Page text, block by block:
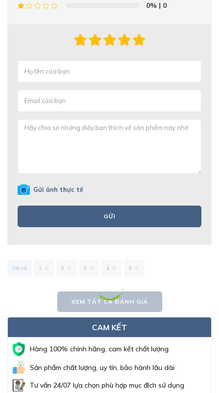
0% | 0
Gửi ảnh thực tế
GỬI
Tất cả 1 2 3 4 5
XEM TẤT CẢ ĐÁNH GIÁ
CAM KẾT
Hàng 100% chính hãng, cam kết chất lượng
Sản phẩm chất lượng, uy tín, bảo hành lâu dài
Tư vấn 24/07 lựa chọn phù hợp mục đích sử dụng